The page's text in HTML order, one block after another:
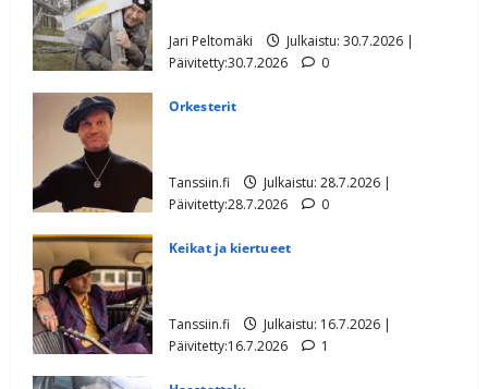
Jari Peltomäki
Julkaistu: 30.7.2026 |
Päivitetty:30.7.2026
0
Orkesterit
Tanssiin.fi
Julkaistu: 28.7.2026 |
Päivitetty:28.7.2026
0
Keikat ja kiertueet
Tanssiin.fi
Julkaistu: 16.7.2026 |
Päivitetty:16.7.2026
1